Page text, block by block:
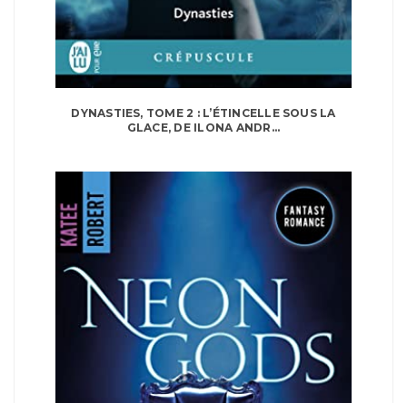
DYNASTIES, TOME 2 : L’ÉTINCELLE SOUS LA
GLACE, DE ILONA ANDR...